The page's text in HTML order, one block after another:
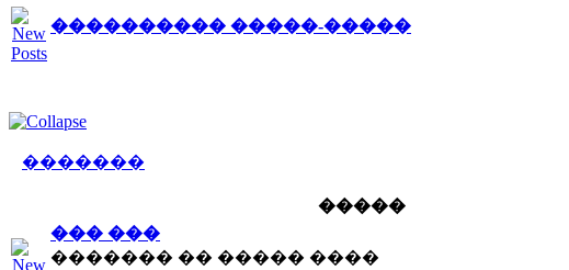
���������� �����-�����
�������
�����
��� ���
������� �� ����� ����